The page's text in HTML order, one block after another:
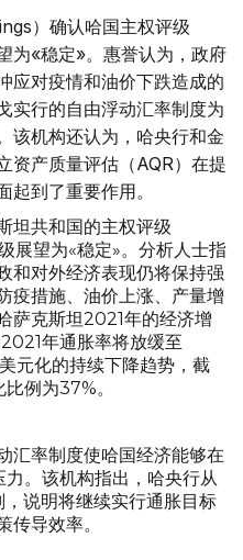
）确认哈国主权评级
为«稳定»。惠誉认为，政府
应对疫情和油价下跌造成的
实行的自由浮动汇率制度为
该机构还认为，哈央行和金
资产质量评估（AQR）在提
到了重要作用。
坦共和国的主权评级
展望为«稳定»。分析人士指
和对外经济表现仍将保持强
疫措施、油价上涨、产量增
萨克斯坦2021年的经济增
年通胀率将放缓至
元化的持续下降趋势，截
例为37%。
汇率制度使哈国经济能够在
。该机构指出，哈央行从
说明将继续实行通胀目标
传导效率。